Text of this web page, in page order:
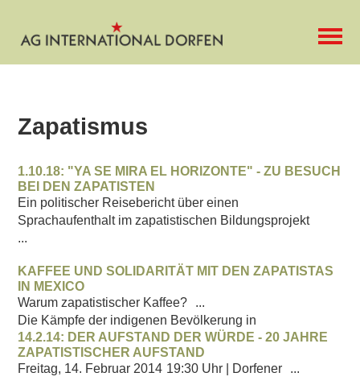
Zapatismus
1.10.18: "YA SE MIRA EL HORIZONTE" - ZU BESUCH
BEI DEN ZAPATISTEN
Ein politischer Reisebericht über einen
Sprachaufenthalt im zapatistischen Bildungsprojekt
...
KAFFEE UND SOLIDARITÄT MIT DEN ZAPATISTAS
IN MEXICO
Warum zapatistischer Kaffee?
Die Kämpfe der indigenen Bevölkerung in
...
14.2.14: DER AUFSTAND DER WÜRDE - 20 JAHRE
ZAPATISTISCHER AUFSTAND
Freitag, 14. Februar 2014 19:30 Uhr | Dorfener ...